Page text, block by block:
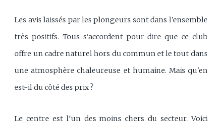
Les avis laissés par les plongeurs sont dans l'ensemble
très positifs. Tous s'accordent pour dire que ce club
offre un cadre naturel hors du commun et le tout dans
une atmosphère chaleureuse et humaine. Mais qu'en
est-il du côté des prix ?
Le centre est l'un des moins chers du secteur. Voici